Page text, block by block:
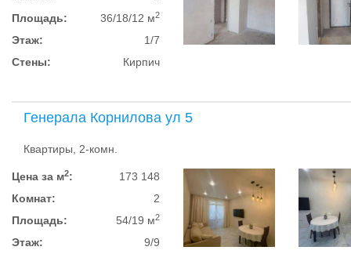
Площадь:
36/18/12 м2
Этаж:
1/7
Стены:
Кирпич
Генерала Корнилова ул 5
Квартиры, 2-комн.
Цена за м2:
173 148
Комнат:
2
Площадь:
54/19 м2
Этаж:
9/9